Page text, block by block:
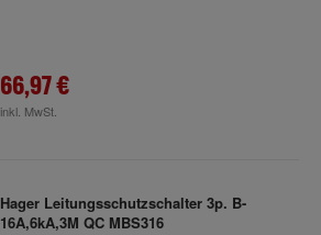
66,97 €
inkl. MwSt.
Hager Leitungsschutzschalter 3p. B-
16A,6kA,3M QC MBS316